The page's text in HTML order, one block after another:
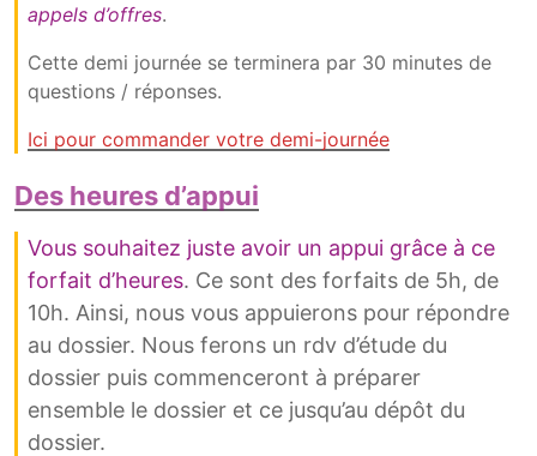
appels d’offres.
Cette demi journée se terminera par 30 minutes de
questions / réponses.
Ici pour commander votre demi-journée
Des heures d’appui
Vous souhaitez juste avoir un appui grâce à ce
forfait d’heures. Ce sont des forfaits de 5h, de
10h. Ainsi, nous vous appuierons pour répondre
au dossier. Nous ferons un rdv d’étude du
dossier puis commenceront à préparer
ensemble le dossier et ce jusqu’au dépôt du
dossier.